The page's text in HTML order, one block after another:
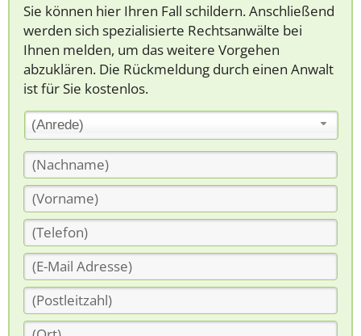
Sie können hier Ihren Fall schildern. Anschließend
werden sich spezialisierte Rechtsanwälte bei
Ihnen melden, um das weitere Vorgehen
abzuklären. Die Rückmeldung durch einen Anwalt
ist für Sie kostenlos.
(Anrede)